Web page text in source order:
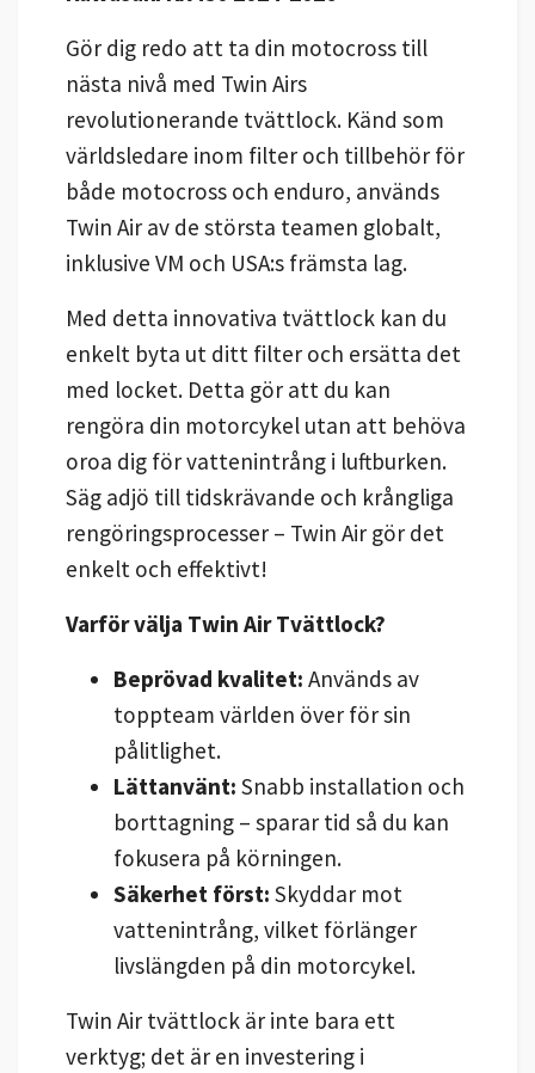
Gör dig redo att ta din motocross till
nästa nivå med Twin Airs
revolutionerande tvättlock. Känd som
världsledare inom filter och tillbehör för
både motocross och enduro, används
Twin Air av de största teamen globalt,
inklusive VM och USA:s främsta lag.
Med detta innovativa tvättlock kan du
enkelt byta ut ditt filter och ersätta det
med locket. Detta gör att du kan
rengöra din motorcykel utan att behöva
oroa dig för vattenintrång i luftburken.
Säg adjö till tidskrävande och krångliga
rengöringsprocesser – Twin Air gör det
enkelt och effektivt!
Varför välja Twin Air Tvättlock?
Beprövad kvalitet: Används av
toppteam världen över för sin
pålitlighet.
Lättanvänt: Snabb installation och
borttagning – sparar tid så du kan
fokusera på körningen.
Säkerhet först: Skyddar mot
vattenintrång, vilket förlänger
livslängden på din motorcykel.
Twin Air tvättlock är inte bara ett
verktyg; det är en investering i